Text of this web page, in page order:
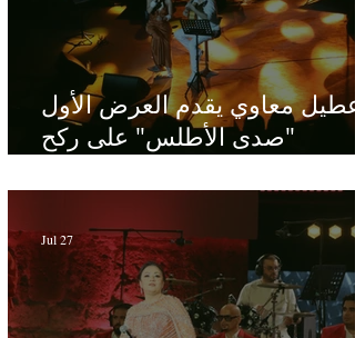
عطيل معاوي يقدم العرض الأول
"صدى الأطلس" على ركح
طابعها الخاص
Jul 27